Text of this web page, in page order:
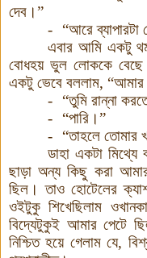
দেব ।”
-
“আরে ব্যাপারটা
এবার আমি একটু
বোধহয় ভুল লোককে বেছে
একটু ভেবে বললাম, “আমার
-
“তুমি রান্না
-
“পারি ।”
-
“তাহলে তোমার
ডাহা একটা
ছাড়া অন্য কিছু করা
ছিল । তাও হোটেলের
ওইটুকু শিখেছিলাম
বিদ্যেটুকুই আমার পেটে
নিশ্চিত হয়ে গেলাম যে,